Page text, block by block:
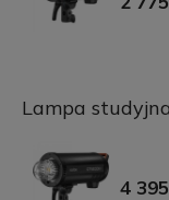
Lampa
4